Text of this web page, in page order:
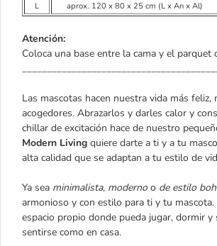
L
aprox. 120 x 80 x 25 cm (L x An x Al)
Atención:
Coloca una base entre la cama y el
Las mascotas hacen nuestra vida más
acogedores. Abrazarlos y darles calor y
chillar de excitación hace de nuestro
Modern Living quiere darte a ti y a tu
alta calidad que se adaptan a tu estilo de
Ya sea minimalista, modernoo de estilo
armonioso y con estilo para ti y tu
espacio propio donde pueda jugar, dormir
sentirse como en casa.